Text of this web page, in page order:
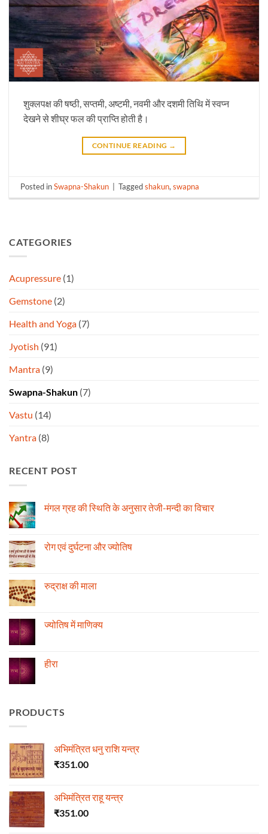
शुक्लपक्ष की षष्ठी, सप्तमी, अष्टमी, नवमी और दशमी तिथि में स्वप्न
देखने से शीघ्र फल की प्राप्ति होती है।
CONTINUE READING →
Posted inSwapna-Shakun Taggedshakun,swapna
CATEGORIES
Acupressure (1)
Gemstone (2)
Health and Yoga (7)
Jyotish (91)
Mantra (9)
Swapna-Shakun (7)
Vastu (14)
Yantra (8)
RECENT POST
मंगल ग्रह की स्थिति के अनुसार तेजी-मन्दी का विचार
मंगल
ग्रह
अनुसार
तेजी-
रोग एवं दुर्घटना और ज्योतिष
रोग
एवं
रुद्राक्ष की माला
रुद्राक्ष
की
ज्योतिष में माणिक्य
ज्योतिष
मेंहीरा
PRODUCTS
अभिमंत्रित धनु राशि यन्त्र
₹351.00
अभिमंत्रित राहू यन्त्र
₹351.00